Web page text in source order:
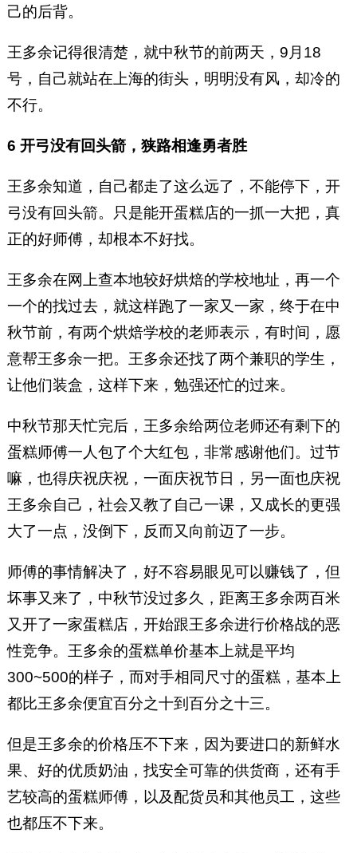
己的后背。
王多余记得很清楚，就中秋节的前两天，9月18
号，自己就站在上海的街头，明明没有风，却冷的
不行。
6 开弓没有回头箭，狭路相逢勇者胜
王多余知道，自己都走了这么远了，不能停下，开
弓没有回头箭。只是能开蛋糕店的一抓一大把，真
正的好师傅，却根本不好找。
王多余在网上查本地较好烘焙的学校地址，再一个
一个的找过去，就这样跑了一家又一家，终于在中
秋节前，有两个烘焙学校的老师表示，有时间，愿
意帮王多余一把。王多余还找了两个兼职的学生，
让他们装盒，这样下来，勉强还忙的过来。
中秋节那天忙完后，王多余给两位老师还有剩下的
蛋糕师傅一人包了个大红包，非常感谢他们。过节
嘛，也得庆祝庆祝，一面庆祝节日，另一面也庆祝
王多余自己，社会又教了自己一课，又成长的更强
大了一点，没倒下，反而又向前迈了一步。
师傅的事情解决了，好不容易眼见可以赚钱了，但
坏事又来了，中秋节没过多久，距离王多余两百米
又开了一家蛋糕店，开始跟王多余进行价格战的恶
性竞争。王多余的蛋糕单价基本上就是平均
300~500的样子，而对手相同尺寸的蛋糕，基本上
都比王多余便宜百分之十到百分之十三。
但是王多余的价格压不下来，因为要进口的新鲜水
果、好的优质奶油，找安全可靠的供货商，还有手
艺较高的蛋糕师傅，以及配货员和其他员工，这些
也都压不下来。